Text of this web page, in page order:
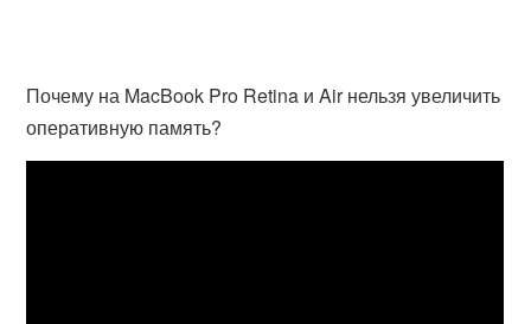
Почему на MacBook Pro Retina и Air нельзя увеличить
оперативную память?